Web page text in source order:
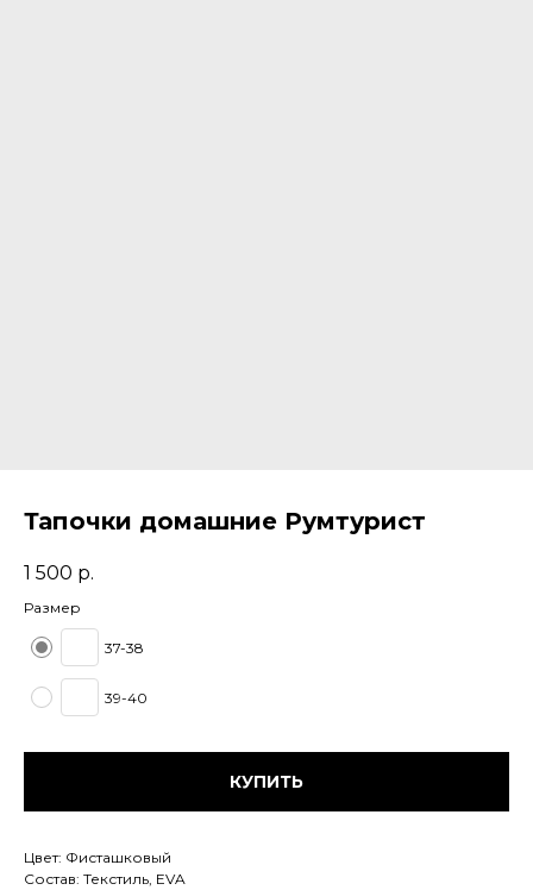
Тапочки домашние Румтурист
1 500 р.
Размер
37-38
39-40
КУПИТЬ
Цвет: Фисташковый
Состав: Текстиль, EVA